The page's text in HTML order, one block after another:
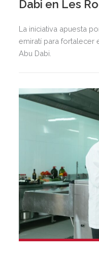
Dabi en Les
La iniciativa apuesta
emiratí para fortalecer
Abu Dabi.